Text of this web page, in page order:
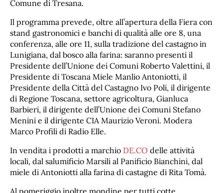
Comune di Tresana.
Il programma prevede, oltre all’apertura della Fiera con
stand gastronomici e banchi di qualità alle ore 8, una
conferenza, alle ore 11, sulla tradizione del castagno in
Lunigiana, dal bosco alla farina: saranno presenti il
Presidente dell’Unione dei Comuni Roberto Valettini, il
Presidente di Toscana Miele Manlio Antoniotti, il
Presidente della Città del Castagno Ivo Poli, il dirigente
di Regione Toscana, settore agricoltura, Gianluca
Barbieri, il dirigente dell’Unione dei Comuni Stefano
Menini e il dirigente CIA Maurizio Veroni. Modera
Marco Profili di Radio Elle.
In vendita i prodotti a marchio DE.CO delle attività
locali, dal salumificio Marsili al Panificio Bianchini, dal
miele di Antoniotti alla farina di castagne di Rita Tomà.
Al pomeriggio inoltre mondine per tutti cotte